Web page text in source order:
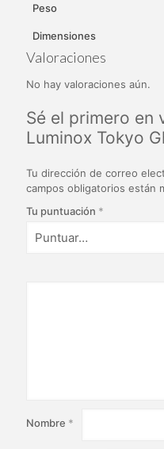
Peso
Dimensiones
Valoraciones
No hay valoraciones aún.
Sé el primero en
Luminox Tokyo
Tu dirección de correo
campos obligatorios están
Tu puntuación *
Nombre *